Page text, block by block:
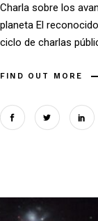
Charla sobre los
planeta El
ciclo de charlas
FIND OUT MORE